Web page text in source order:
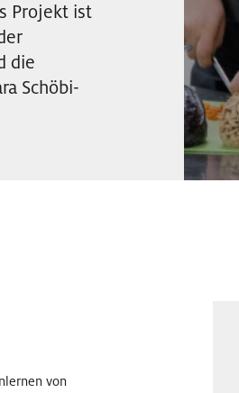
Projekt ist
die
Schöbi-
von